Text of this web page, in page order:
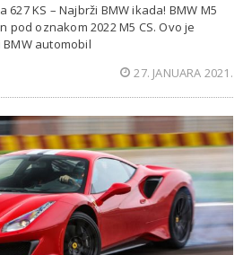
627 KS – Najbrži BMW ikada! BMW M5
pod oznakom 2022 M5 CS. Ovo je
automobil
27. JANUARA 2021.